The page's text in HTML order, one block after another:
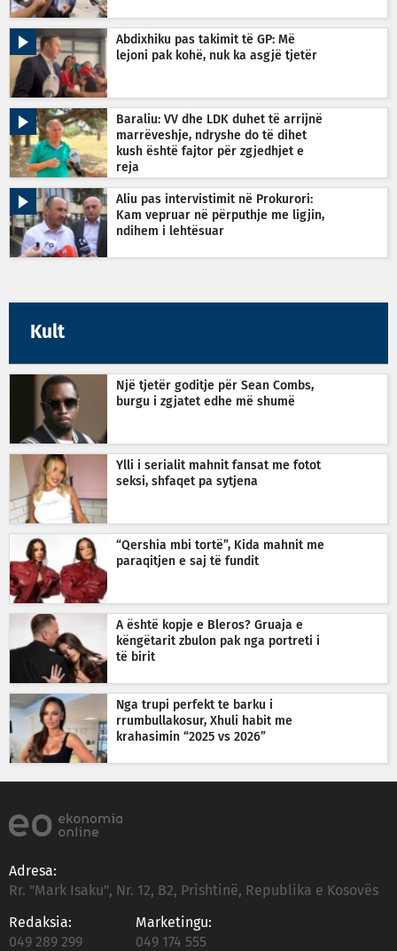
Abdixhiku pas takimit të GP: Më
lejoni pak kohë, nuk ka asgjë tjetër
Baraliu: VV dhe LDK duhet të arrijnë
marrëveshje, ndryshe do të dihet
kush është fajtor për zgjedhjet e
reja
Aliu pas intervistimit në Prokurori:
Kam vepruar në përputhje me ligjin,
ndihem i lehtësuar
Kult
Një tjetër goditje për Sean Combs,
burgu i zgjatet edhe më shumë
Ylli i serialit mahnit fansat me fotot
seksi, shfaqet pa sytjena
“Qershia mbi tortë”, Kida mahnit me
paraqitjen e saj të fundit
A është kopje e Bleros? Gruaja e
këngëtarit zbulon pak nga portreti i
të birit
Nga trupi perfekt te barku i
rrumbullakosur, Xhuli habit me
krahasimin “2025 vs 2026”
Adresa:
Rr. "Mark Isaku", Nr. 12, B2, Prishtinë, Republika e Kosovës
Redaksia:
049 289 299
Marketingu:
049 174 555